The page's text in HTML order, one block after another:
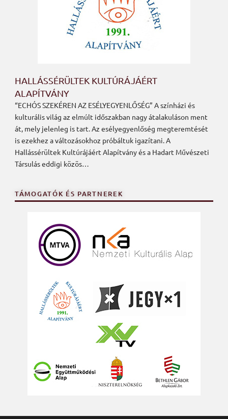
HALLÁSSÉRÜLTEK KULTÚRÁJÁÉRT
ALAPÍTVÁNY
“ECHÓS SZEKÉREN AZ ESÉLYEGYENLŐSÉG” A színházi és
kulturális világ az elmúlt időszakban nagy átalakuláson ment
át, mely jelenleg is tart. Az esélyegyenlőség megteremtését
is ezekhez a változásokhoz próbáltuk igazítani. A
Hallássérültek Kultúrájáért Alapítvány és a Hadart Művészeti
Társulás eddigi közös…
TÁMOGATÓK ÉS PARTNEREK